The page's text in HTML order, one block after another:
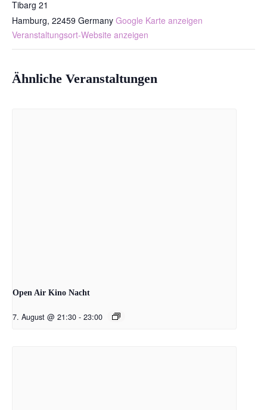
Tibarg 21
Hamburg, 22459 Germany Google Karte anzeigen
Veranstaltungsort-Website anzeigen
Ähnliche Veranstaltungen
Open Air Kino Nacht
7. August @ 21:30 - 23:00